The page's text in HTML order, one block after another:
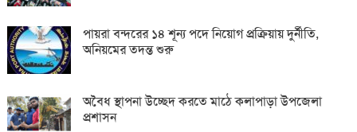
পায়রা বন্দরের ১৪ শূন্য পদে নিয়োগ প্রক্রিয়ায় দুর্নীতি,
অনিয়মের তদন্ত শুরু
অবৈধ স্থাপনা উচ্ছেদ করতে মাঠে কলাপাড়া উপজেলা
প্রশাসন